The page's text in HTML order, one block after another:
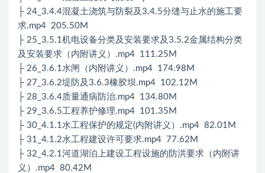
├ 24_3.4.4混凝土浇筑与防裂及3.4.5分缝与止水的施工要
求.mp4 205.50M
├ 25_3.5.1机电设备分类及安装要求及3.5.2金属结构分类
及安装要求（内附讲义）.mp4 111.25M
├ 26_3.6.1水闸（内附讲义）.mp4 174.98M
├ 27_3.6.2堤防及3.6.3橡胶坝.mp4 102.12M
├ 28_3.6.4质量通病防治.mp4 134.80M
├ 29_3.6.5工程养护修理.mp4 101.35M
├ 30_4.1.1水工程保护的规定(内附讲义）.mp4 82.01M
├ 31_4.1.2水工程建设许可要求.mp4 77.62M
├ 32_4.2.1河道湖泊上建设工程设施的防洪要求（内附讲
义）.mp4 80.42M